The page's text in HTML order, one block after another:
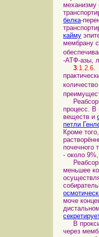
механизму
белка-
кайму
мембрану
-АТФ-азы,
3 .1.2.6
количество
процесс. В
веществ и
петли
Кроме
почечного
- около
меньшее
моче
В
через